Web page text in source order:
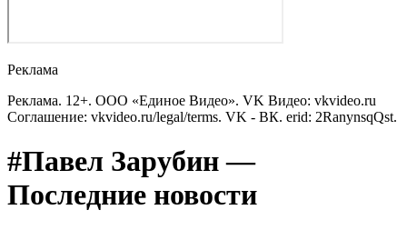
Реклама
Реклама. 12+. ООО «Единое Видео». VK Видео: vkvideo.ru
Соглашение: vkvideo.ru/legal/terms. VK - ВК. erid: 2RanynsqQst.
#Павел Зарубин —
Последние новости